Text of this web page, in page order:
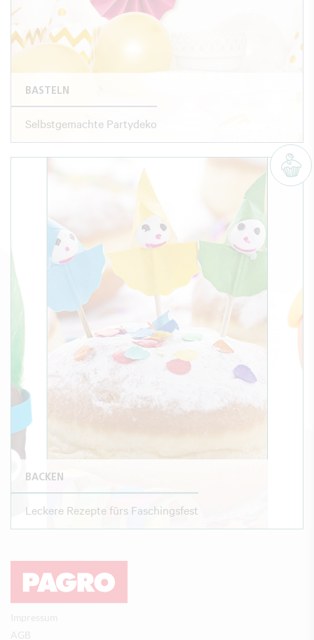
BASTELN
Selbstgemachte Partydeko
BACKEN
Leckere Rezepte fürs Faschingsfest
Impressum
AGB